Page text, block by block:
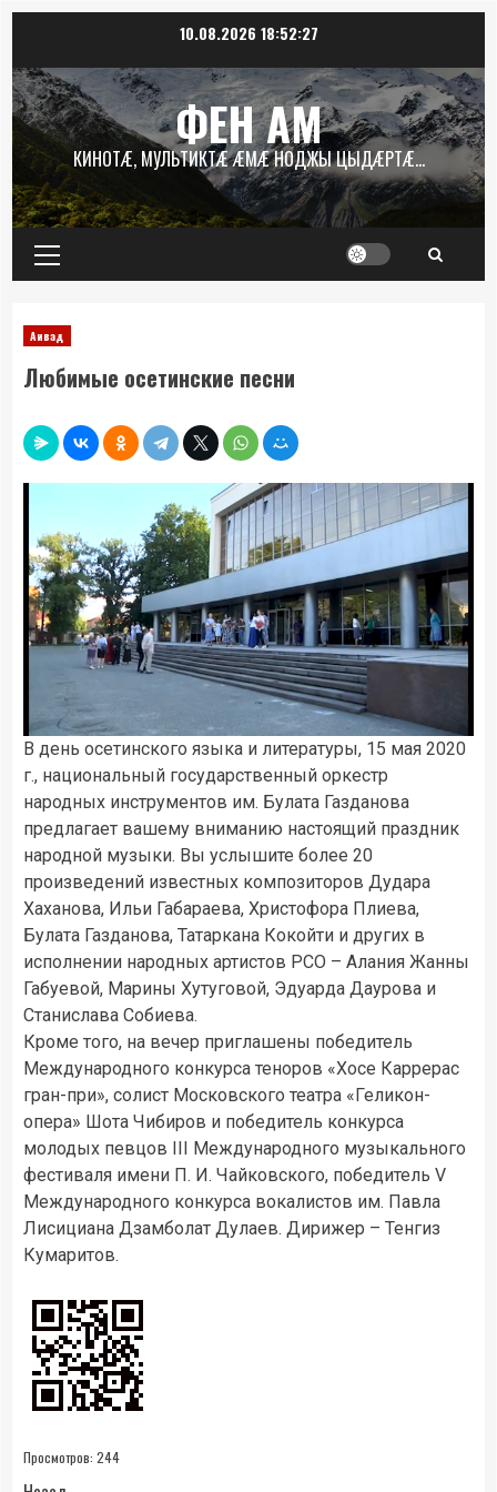
содержимому
10.08.2026 18:52:28
ФЕН АМ
КИНОТÆ, МУЛЬТИКТÆ ÆМÆ НОДЖЫ ЦЫДÆРТÆ…
Основное
меню
Аивад
Любимые осетинские песни
0:20 - 2:02:08
В день осетинского языка и литературы, 15 мая 2020
г., национальный государственный оркестр
народных инструментов им. Булата Газданова
предлагает вашему вниманию настоящий праздник
народной музыки. Вы услышите более 20
произведений известных композиторов Дудара
Хаханова, Ильи Габараева, Христофора Плиева,
Булата Газданова, Татаркана Кокойти и других в
исполнении народных артистов РСО – Алания Жанны
Габуевой, Марины Хутуговой, Эдуарда Даурова и
Станислава Собиева.
Кроме того, на вечер приглашены победитель
Международного конкурса теноров «Хосе Каррерас
гран-при», солист Московского театра «Геликон-
опера» Шота Чибиров и победитель конкурса
молодых певцов III Международного музыкального
фестиваля имени П. И. Чайковского, победитель V
Международного конкурса вокалистов им. Павла
Лисициана Дзамболат Дулаев. Дирижер – Тенгиз
Кумаритов.
Просмотров: 244